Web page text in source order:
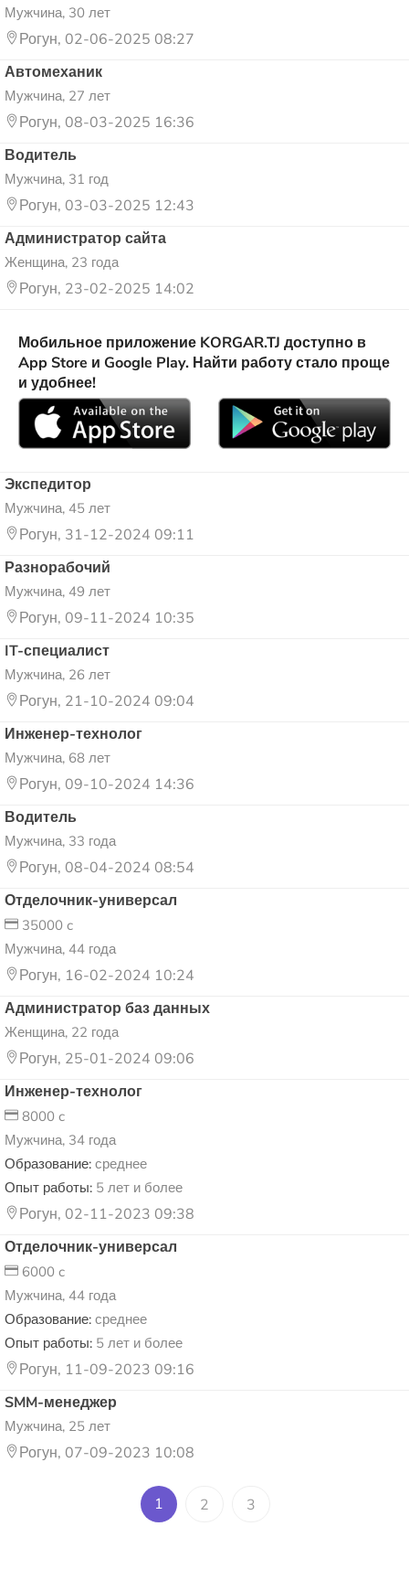
Мужчина, 30 лет
Рогун, 02-06-2025 08:27
Автомеханик
Мужчина, 27 лет
Рогун, 08-03-2025 16:36
Водитель
Мужчина, 31 год
Рогун, 03-03-2025 12:43
Администратор сайта
Женщина, 23 года
Рогун, 23-02-2025 14:02
Мобильное приложение KORGAR.TJ доступно в
App Store и Google Play. Найти работу стало проще
и удобнее!
Экспедитор
Мужчина, 45 лет
Рогун, 31-12-2024 09:11
Разнорабочий
Мужчина, 49 лет
Рогун, 09-11-2024 10:35
IT-специалист
Мужчина, 26 лет
Рогун, 21-10-2024 09:04
Инженер-технолог
Мужчина, 68 лет
Рогун, 09-10-2024 14:36
Водитель
Мужчина, 33 года
Рогун, 08-04-2024 08:54
Отделочник-универсал
35000 c
Мужчина, 44 года
Рогун, 16-02-2024 10:24
Администратор баз данных
Женщина, 22 года
Рогун, 25-01-2024 09:06
Инженер-технолог
8000 c
Мужчина, 34 года
Образование: среднее
Опыт работы: 5 лет и более
Рогун, 02-11-2023 09:38
Отделочник-универсал
6000 c
Мужчина, 44 года
Образование: среднее
Опыт работы: 5 лет и более
Рогун, 11-09-2023 09:16
SMM-менеджер
Мужчина, 25 лет
Рогун, 07-09-2023 10:08
1 2 3